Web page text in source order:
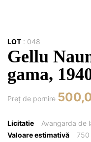
LOT : 048
Gellu
gama,
Preţ de pornire
Licitatie
Avangarda de
Valoare estimativă
750